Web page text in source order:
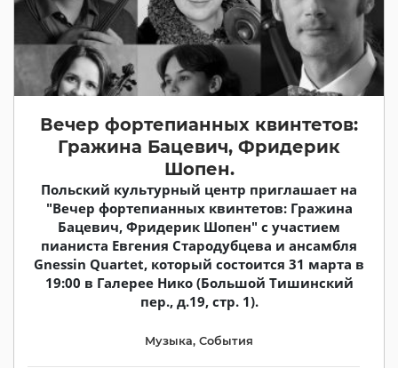
Вечер фортепианных квинтетов:
Гражина Бацевич, Фридерик
Шопен.
Польский культурный центр приглашает на
"Вечер фортепианных квинтетов: Гражина
Бацевич, Фридерик Шопен" с участием
пианиста Евгения Стародубцева и ансамбля
Gnessin Quartet, который состоится 31 марта в
19:00 в Галерее Нико (Большой Тишинский
пер., д.19, стр. 1).
Музыка, События